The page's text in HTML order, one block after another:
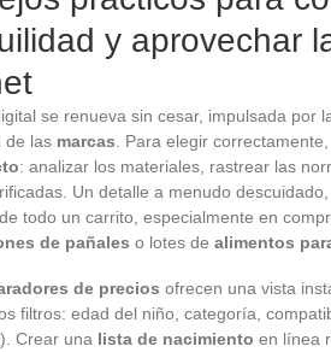
y aprovechar
se renueva sin cesar, impulsada por
de las marcas . Para elegir
: analizar los materiales, rastrear las
Un detalle a menudo descuidado,
todo un carrito, especialmente en
de pañales o lotes de alimentos
de precios ofrecen una vista
filtros: edad del niño, categoría,
Crear una lista de nacimiento en línea